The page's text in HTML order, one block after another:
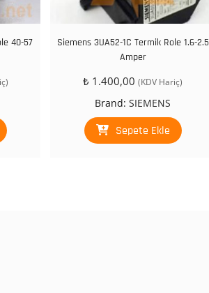
40-57
Siemens 3UA52-1C Termik Role 1.6-2.5
Amper
₺ 1.400,00 (KDV Hariç)
Brand:SIEMENS
Sepete Ekle